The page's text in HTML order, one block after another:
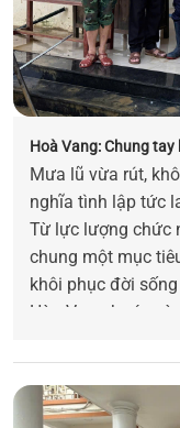
Hoà Vang: Chung
Mưa lũ vừa rút,
nghĩa tình lập tức
Từ lực lượng chức
chung một mục
khôi phục đời
Hòa Vang bước